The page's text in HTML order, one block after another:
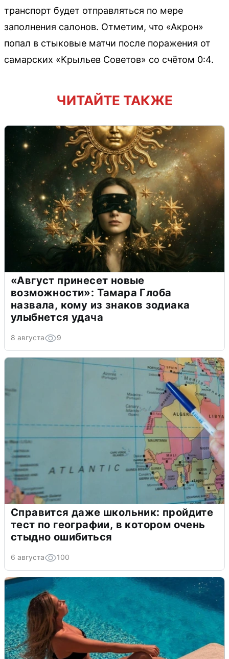
транспорт будет отправляться по мере
заполнения салонов. Отметим, что «Акрон»
попал в стыковые матчи после поражения от
самарских «Крыльев Советов» со счётом 0:4.
ЧИТАЙТЕ ТАКЖЕ
«Август принесет новые
возможности»: Тамара Глоба
назвала, кому из знаков зодиака
улыбнется удача
8 августа 9
Справится даже школьник: пройдите
тест по географии, в котором очень
стыдно ошибиться
6 августа 100